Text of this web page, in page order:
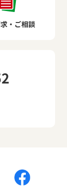
・ご相談